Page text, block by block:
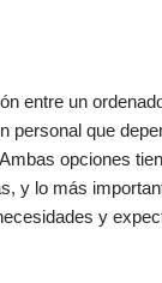
entre un
personal que
opciones
y lo más
y